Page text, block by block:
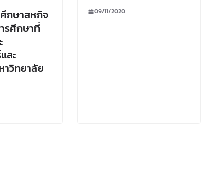
กษาสหกิจ
รศึกษาที่
ละ
าวิทยาลัย
09/11/2020